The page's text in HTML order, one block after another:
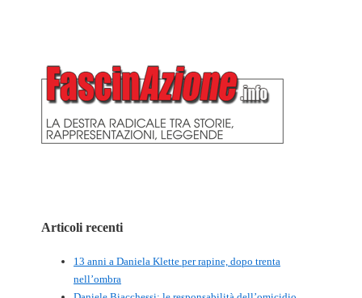
Articoli recenti
13 anni a Daniela Klette per rapine, dopo trenta
nell’ombra